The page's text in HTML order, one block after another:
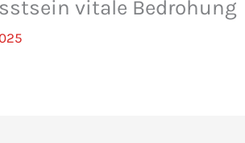
vitale Bedrohung